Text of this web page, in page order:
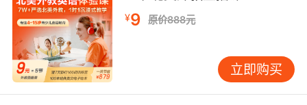
的桌面照度可使眼部疲劳指数降低60%，这对于
需要长时间阅读的英语网课尤为重要。背景墙推
荐使用中性灰（RGB值128-128-128），既能突
出教师形象，又不会分散注意力。VIPKID课程设
计师分享的案例显示，经过环境优化的学员，课
堂有效注视时长平均延长4.2分钟。 四、设备使
¥9 原价888元
立即购买